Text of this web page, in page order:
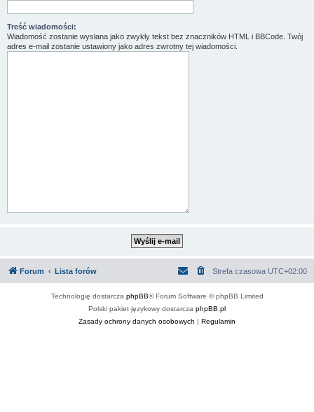
Treść wiadomości:
Wiadomość zostanie wysłana jako zwykły tekst bez znaczników HTML i BBCode. Twój
adres e-mail zostanie ustawiony jako adres zwrotny tej wiadomości.
Forum Lista forów Strefa czasowa UTC+02:00
Technologię dostarcza phpBB® Forum Software © phpBB Limited
Polski pakiet językowy dostarcza phpBB.pl
Zasady ochrony danych osobowych | Regulamin